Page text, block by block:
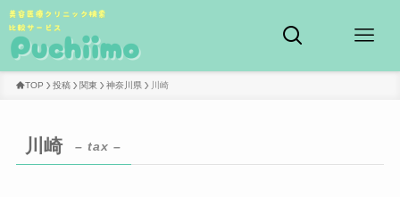
TOP 投稿 関東 神奈川県 川崎
川崎 – tax –